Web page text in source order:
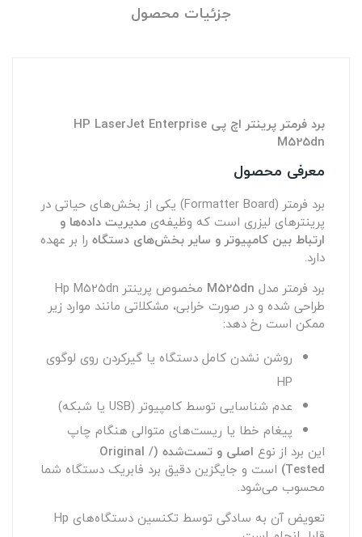
جزئیات محصول
برد فرمتر پرینتر اچ پی HP LaserJet Enterprise
M525dn
معرفی محصول
برد فرمتر (Formatter Board) یکی از بخش‌های حیاتی در
پرینترهای لیزری است که وظیفه‌ی مدیریت داده‌ها و
ارتباط بین کامپیوتر و سایر بخش‌های دستگاه را بر عهده
دارد.
برد فرمتر مدل M525dn
مخصوص پرینتر Hp M525dn
طراحی شده و در صورت خرابی، مشکلاتی مانند موارد زیر
ممکن است رخ دهد:
روشن نشدن کامل دستگاه یا گیرکردن روی لوگوی
HP
عدم شناسایی توسط کامپیوتر (USB یا شبکه)
پیغام خطا یا ریست‌های متوالی هنگام چاپ
این برد از نوع
اصلی و تست‌شده (Original /
Tested) است و جایگزین دقیق برد فابریک دستگاه شما
محسوب می‌شود.
تعویض آن به‌ سادگی توسط تکنسین دستگاه‌های Hp